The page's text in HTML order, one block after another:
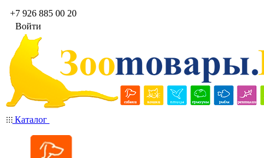
+7 926 885 00 20
Войти
Каталог